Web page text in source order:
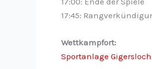
17:45:
Wettkampfort:
Sportanlage